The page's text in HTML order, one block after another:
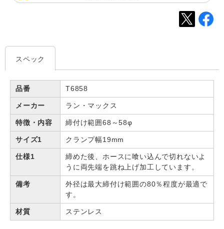
スペック
品番 T6858
メーカー ラン・マックス
特徴・内容 締付け範囲68～58φ
サイズ1 クランプ幅19mm
仕様1
締めた後、ホースに喰い込んで切れないよ
うに両先端を跳ね上げ加工しています。
備考
外径は最大締付け範囲の80％程度が最適で
す。
材質 ステンレス